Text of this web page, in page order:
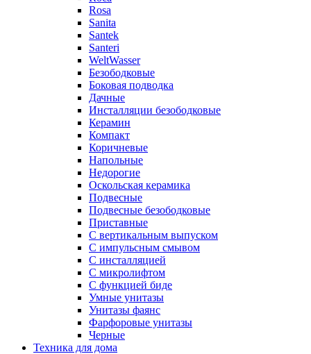
Rosa
Sanita
Santek
Santeri
WeltWasser
Безободковые
Боковая подводка
Дачные
Инсталляции безободковые
Керамин
Компакт
Коричневые
Напольные
Недорогие
Оскольская керамика
Подвесные
Подвесные безободковые
Приставные
С вертикальным выпуском
С импульсным смывом
С инсталляцией
С микролифтом
С функцией биде
Умные унитазы
Унитазы фаянс
Фарфоровые унитазы
Черные
Техника для дома